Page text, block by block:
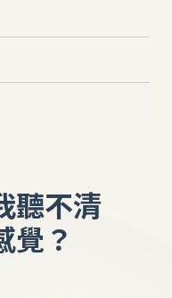
聽不清
覺？